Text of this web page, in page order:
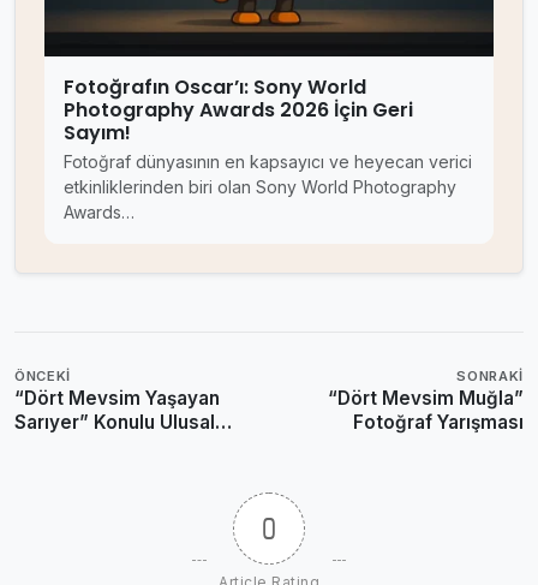
Fotoğrafın Oscar’ı: Sony World
Photography Awards 2026 İçin Geri
Sayım!
Fotoğraf dünyasının en kapsayıcı ve heyecan verici
etkinliklerinden biri olan Sony World Photography
Awards…
ÖNCEKI
“Dört Mevsim Yaşayan
Sarıyer” Konulu Ulusal
SONRAKI
“Dört Mevsim Muğla”
Fotoğraf Yarışması
0